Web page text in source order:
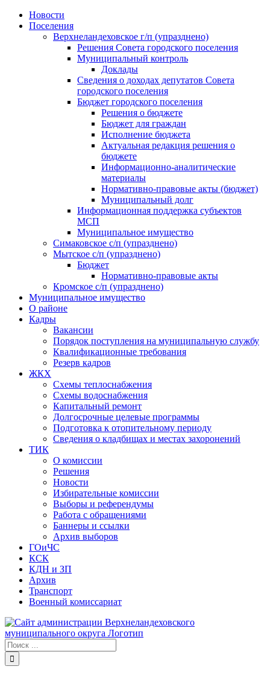
Skip
Новости
Поселения
Верхнеландеховское г/п (упразднено)
Решения Совета городского поселения
Муниципальный контроль
Доклады
Сведения о доходах депутатов Совета
городского поселения
Бюджет городского поселения
Решения о бюджете
Бюджет для граждан
Исполнение бюджета
Актуальная редакция решения о
бюджете
Информационно-аналитические
материалы
Нормативно-правовые акты (бюджет)
Муниципальный долг
Информационная поддержка субъектов
МСП
Муниципальное имущество
Симаковское с/п (упразднено)
Мытское с/п (упразднено)
Бюджет
Нормативно-правовые акты
Кромское с/п (упразднено)
Муниципальное имущество
О районе
Кадры
Вакансии
Порядок поступления на муниципальную службу
Квалификационные требования
Резерв кадров
ЖКХ
Схемы теплоснабжения
Схемы водоснабжения
Капитальный ремонт
Долгосрочные целевые программы
Подготовка к отопительному периоду
Сведения о кладбищах и местах захоронений
ТИК
О комиссии
Решения
Новости
Избирательные комиссии
Выборы и референдумы
Работа с обращениями
Баннеры и ссылки
Архив выборов
ГОиЧС
КСК
КДН и ЗП
Архив
Транспорт
Военный комиссариат
Результат
поиска: